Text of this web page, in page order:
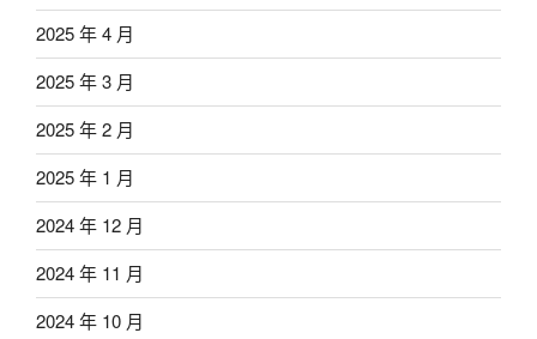
2025 年 4 月
2025 年 3 月
2025 年 2 月
2025 年 1 月
2024 年 12 月
2024 年 11 月
2024 年 10 月